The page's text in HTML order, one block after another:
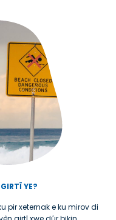
YE?
pir xeternak e ku mirov di